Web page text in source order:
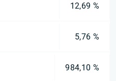
12,69 %
5,76 %
984,10 %